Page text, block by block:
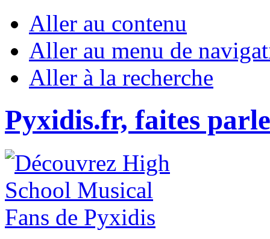
Aller au contenu
Aller au menu de
Aller à la recherche
Pyxidis.fr, faites